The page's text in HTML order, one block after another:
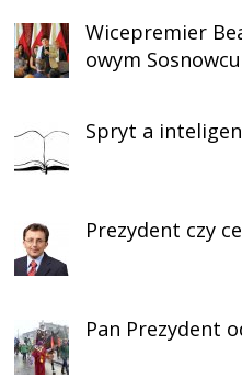
Wicepremier
owym Sosnowcu
Spryt a
Prezydent czy
Pan Prezydent